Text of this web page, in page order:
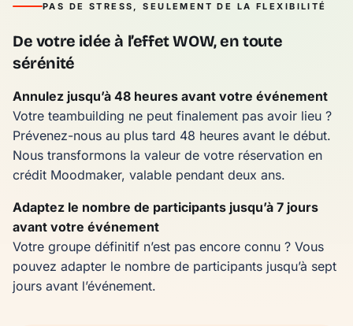
PAS DE STRESS, SEULEMENT DE LA FLEXIBILITÉ
De votre idée à l’effet WOW, en toute
sérénité
Annulez jusqu’à 48 heures avant votre événement
Votre teambuilding ne peut finalement pas avoir lieu ?
Prévenez-nous au plus tard 48 heures avant le début.
Nous transformons la valeur de votre réservation en
crédit Moodmaker, valable pendant deux ans.
Adaptez le nombre de participants jusqu’à 7 jours
avant votre événement
Votre groupe définitif n’est pas encore connu ? Vous
pouvez adapter le nombre de participants jusqu’à sept
jours avant l’événement.